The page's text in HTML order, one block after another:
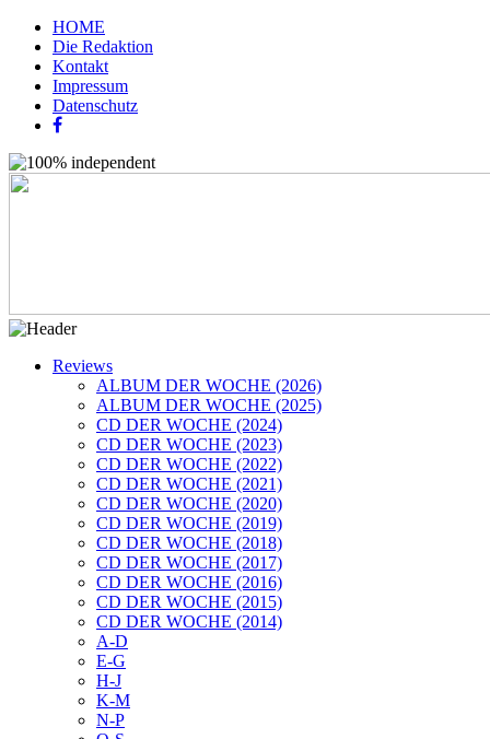
HOME
Die Redaktion
Kontakt
Impressum
Datenschutz
Reviews
ALBUM DER WOCHE (2026)
ALBUM DER WOCHE (2025)
CD DER WOCHE (2024)
CD DER WOCHE (2023)
CD DER WOCHE (2022)
CD DER WOCHE (2021)
CD DER WOCHE (2020)
CD DER WOCHE (2019)
CD DER WOCHE (2018)
CD DER WOCHE (2017)
CD DER WOCHE (2016)
CD DER WOCHE (2015)
CD DER WOCHE (2014)
A-D
E-G
H-J
K-M
N-P